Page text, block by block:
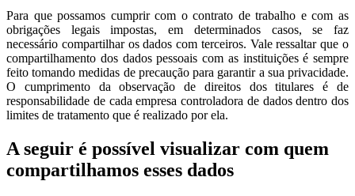
Para que possamos cumprir com o contrato de trabalho e com as
obrigações legais impostas, em determinados casos, se faz
necessário compartilhar os dados com terceiros. Vale ressaltar que o
compartilhamento dos dados pessoais com as instituições é sempre
feito tomando medidas de precaução para garantir a sua privacidade.
O cumprimento da observação de direitos dos titulares é de
responsabilidade de cada empresa controladora de dados dentro dos
limites de tratamento que é realizado por ela.
A seguir é possível visualizar com quem
compartilhamos esses dados